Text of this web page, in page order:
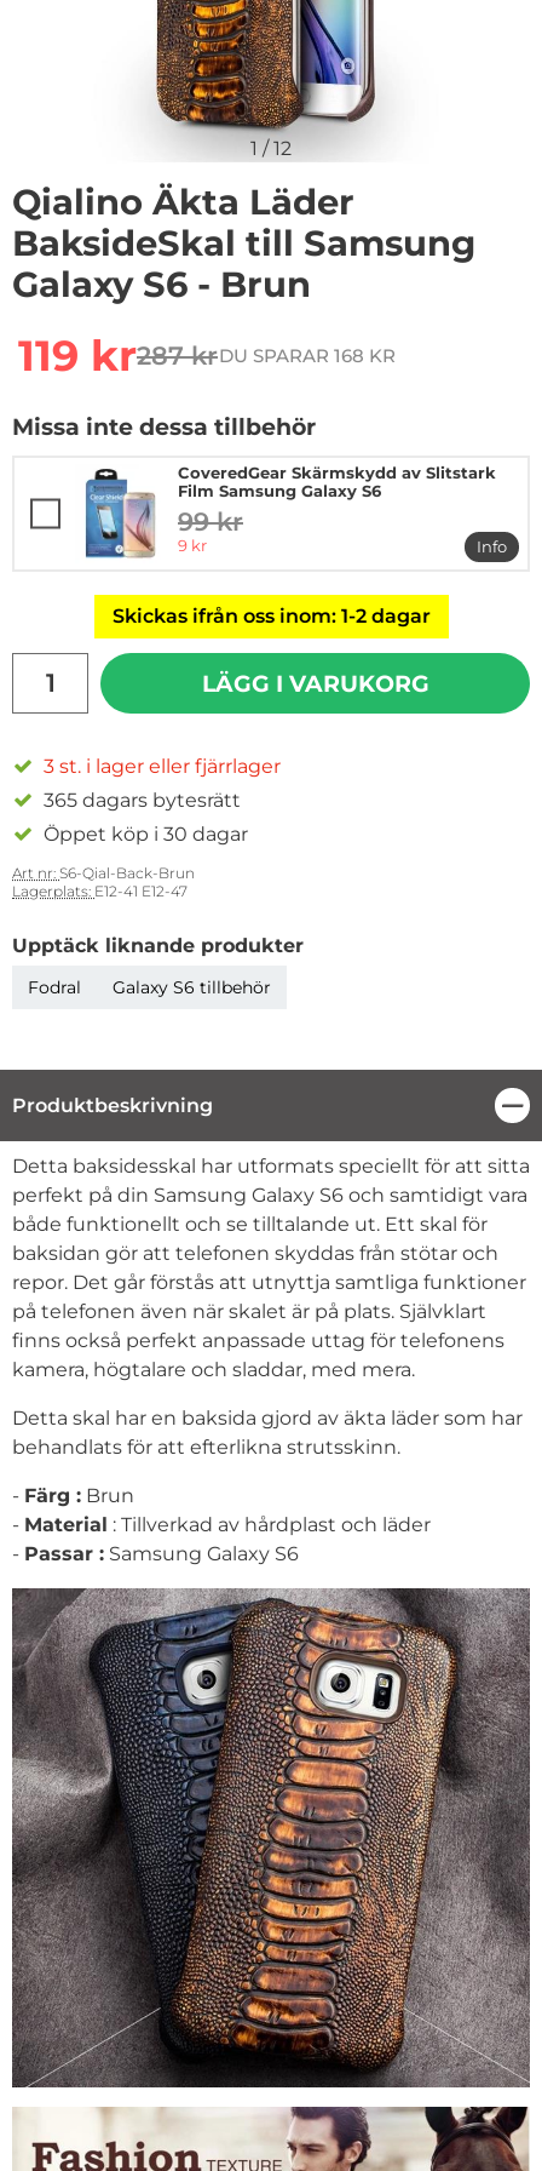
1 /12
Qialino Äkta Läder
BaksideSkal till Samsung
Galaxy S6 - Brun
rea pris
119 krtidigare pris
287 krDU SPARAR 168 KR
Missa inte dessa tillbehör
CoveredGear Skärmskydd av Slitstark
Film Samsung Galaxy S6
tidigare pris
99 kr
rea pris
9 kr
Info
mer
Skickas ifrån oss inom: 1-2 dagar
LÄGG I VARUKORG
3 st. i lager eller fjärrlager
365 dagars bytesrätt
Öppet köp i 30 dagar
Art nr: S6-Qial-Back-Brun
Lagerplats: E12-41 E12-47
Upptäck liknande produkter
Fodral Galaxy S6 tillbehör
Produktbeskrivning
Produktbeskrivning
Detta baksidesskal har utformats speciellt för att sitta
perfekt på din Samsung Galaxy S6 och samtidigt vara
både funktionellt och se tilltalande ut. Ett skal för
baksidan gör att telefonen skyddas från stötar och
repor. Det går förstås att utnyttja samtliga funktioner
på telefonen även när skalet är på plats. Självklart
finns också perfekt anpassade uttag för telefonens
kamera, högtalare och sladdar, med mera.
Detta skal har en baksida gjord av äkta läder som har
behandlats för att efterlikna strutsskinn.
- Färg : Brun
- Material : Tillverkad av hårdplast och läder
- Passar : Samsung Galaxy S6